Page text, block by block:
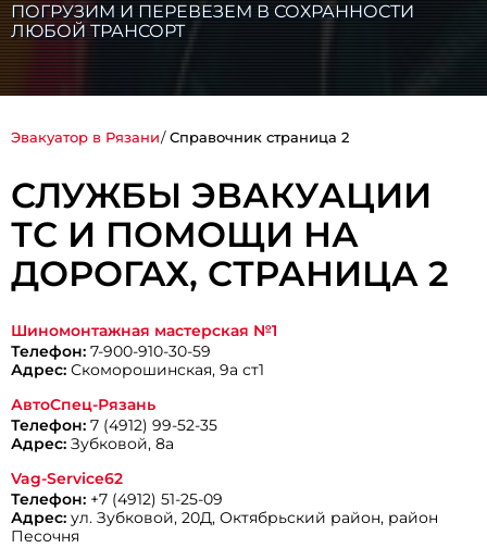
ПОГРУЗИМ И ПЕРЕВЕЗЕМ В СОХРАННОСТИ
ЛЮБОЙ ТРАНСОРТ
Эвакуатор в Рязани Справочник страница 2
СЛУЖБЫ ЭВАКУАЦИИ
ТС И ПОМОЩИ НА
ДОРОГАХ, CТРАНИЦА 2
Шиномонтажная мастерская №1
Телефон: 7-900-910-30-59
Адрес: Скоморошинская, 9а ст1
АвтоСпец-Рязань
Телефон: 7 (4912) 99-52-35
Адрес: Зубковой, 8а
Vag-Service62
Телефон: +7 (4912) 51-25-09
Адрес: ул. Зубковой, 20Д, Октябрьский район, район
Песочня